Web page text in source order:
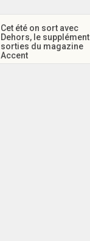
Cet été on sort avec
Dehors, le supplément
sorties du magazine
Accent